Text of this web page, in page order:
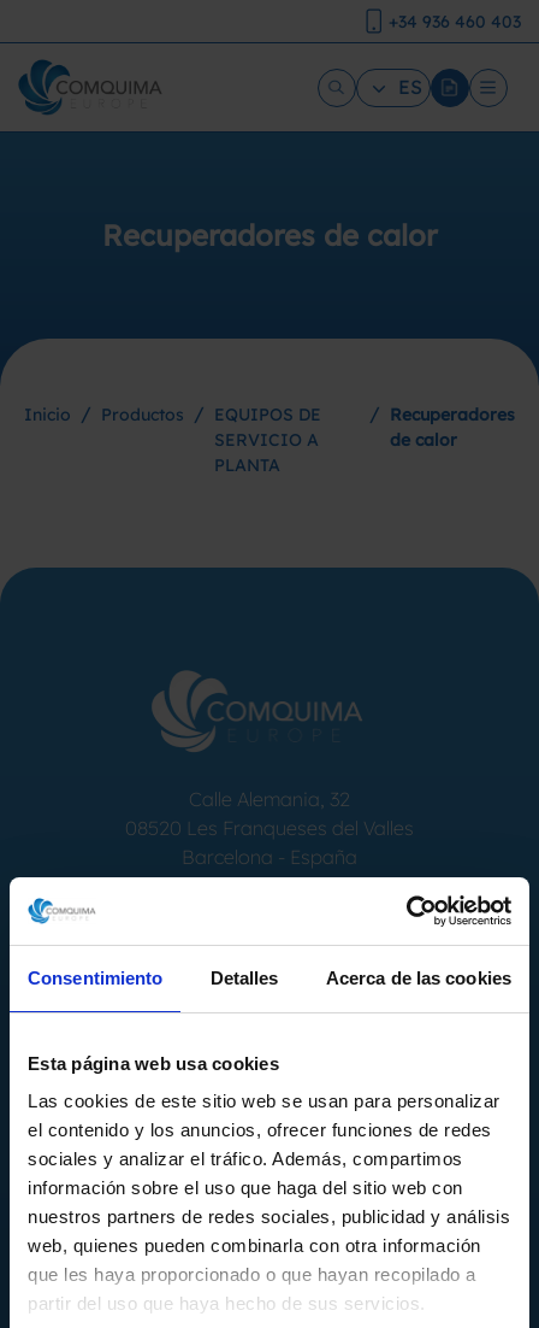
Consentimiento Detalles Acerca de las cookies
Esta página web usa cookies
Las cookies de este sitio web se usan para personalizar
el contenido y los anuncios, ofrecer funciones de redes
sociales y analizar el tráfico. Además, compartimos
información sobre el uso que haga del sitio web con
nuestros partners de redes sociales, publicidad y análisis
web, quienes pueden combinarla con otra información
que les haya proporcionado o que hayan recopilado a
partir del uso que haya hecho de sus servicios.
+34 936 460 403
ES
Recuperadores de calor
Inicio / Productos / EQUIPOS DE
SERVICIO A
PLANTA
/ Recuperadores
de calor
Calle Alemania, 32
08520 Les Franqueses del Valles
Barcelona - España
Almacén 1
Calle Serrat de la Creu, 17
08554 - Seva
Barcelona - España
Almacén 2
Calle Can Pere Gil 16
08100 - Mollet del Vallés
Barcelona - España